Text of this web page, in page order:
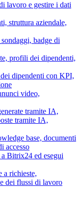
lavoro e gestire i dati
struttura aziendale,
badge di
profili dei dipendenti,
dipendenti con KPI,
video,
tramite IA,
tramite IA,
base, documenti
accesso
Bitrix24 ed esegui
a richieste,
dei flussi di lavoro